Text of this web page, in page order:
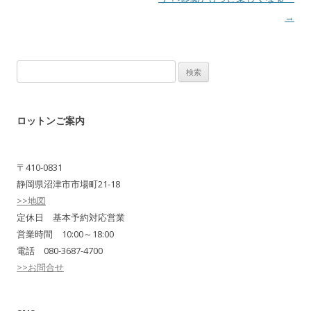
→
索:
ロットンご案内
〒410-0831
静岡県沼津市市場町21-18
>>地図
定休日 基本予約対応営業
営業時間 10:00～18:00
電話 080-3687-4700
>>お問合せ